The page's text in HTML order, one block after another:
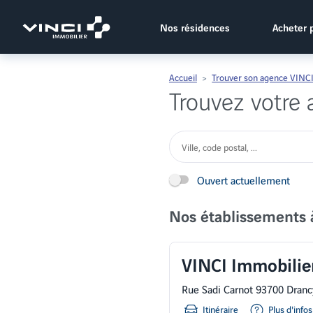
Nos résidences Acheter
Accueil Trouver son agence
Trouvez
Ouvert actuellement
Nos établissements
VINCI
Rue Sadi Carnot 93700
Itinéraire
Plus d'infos